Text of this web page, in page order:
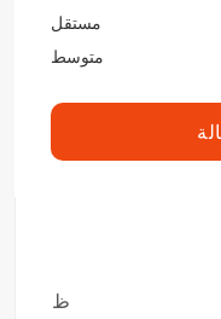
مستقل
متوسط
ظ